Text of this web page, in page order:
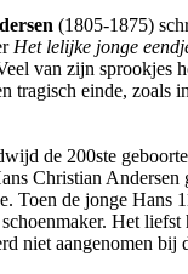
(1805-1875)
Het lelijke jonge
van zijn sprookjes
tragisch einde, zoals in
de 200ste
Christian Andersen
Toen de jonge Hans
Het
niet aangenomen bij